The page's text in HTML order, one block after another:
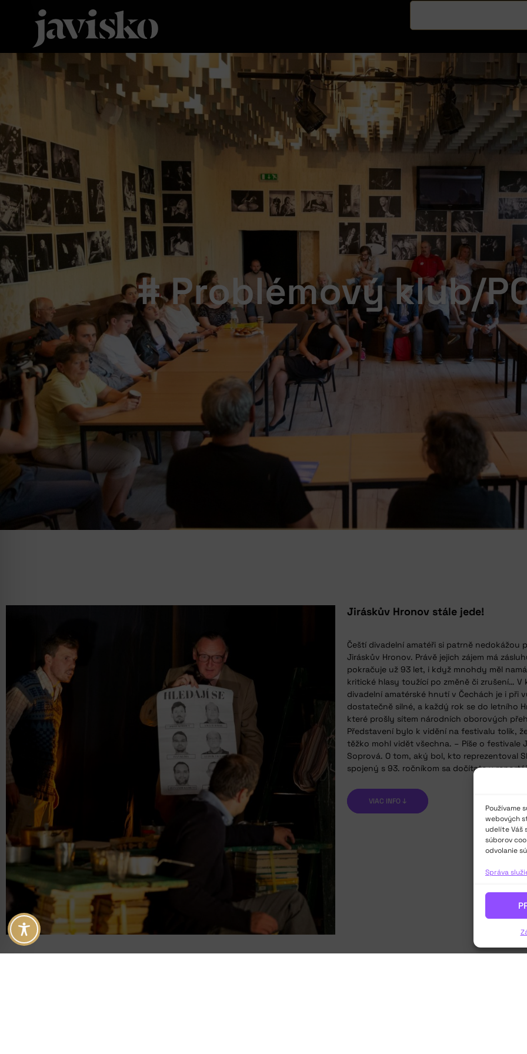
Používame
webových
udelíte Váš
súborov
odvolanie
Správa
# Problémový klub/
Jiráskův Hronov stále jede!
Čeští divadelní amatéři si patrně nedokážou
Jiráskův Hronov. Právě jejich zájem má
pokračuje už 93 let, i když mnohdy měl
kritické hlasy toužící po změně či zrušení… V
divadelní amatérské hnutí v Čechách je i při
dostatečně silné, a každý rok se do letního
které prošly sítem národních oborových
Představení bylo k vidění na festivalu tolik,
těžko mohl vidět všechna. – Píše o festivale
Soprová. O tom, aký bol, kto reprezentoval
spojený s 93. ročníkom sa dočítate v
VIAC INFO ↓